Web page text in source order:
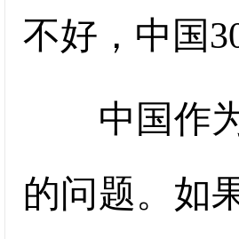
不好，中国
中国作为
的问题。如